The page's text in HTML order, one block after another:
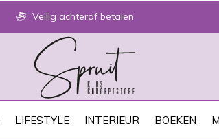
LIFESTYLE INTERIEUR BOEKEN
Veilig achteraf betalen